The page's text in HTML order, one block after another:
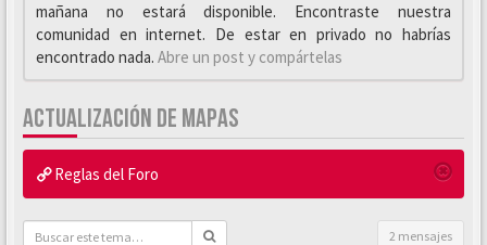
mañana no estará disponible. Encontraste nuestra
comunidad en internet. De estar en privado no habrías
encontrado nada. Abre un post y compártelas
ACTUALIZACIÓN DE MAPAS
Reglas del Foro
2 mensajes